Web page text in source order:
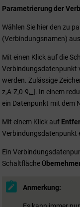
Parametrierung der
Wählen Sie hier den zu
(Verbindungsnamen)
Mit einen Klick auf die
Verbindungsdatenpunkt
werden. Zulässige
z,A-Z,0-9,_]. In einem
ein Datenpunkt mit dem
Mit einem Klick auf
Verbindungsdatenpunkt
Ein
Schaltfläche
Anmerkung: